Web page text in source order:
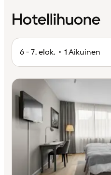
Hotellihuone
6 - 7. elok. • 1 Aikuinen